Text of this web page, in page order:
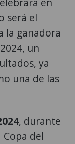
será el
la ganadora
un
ya
una de las
, durante
del